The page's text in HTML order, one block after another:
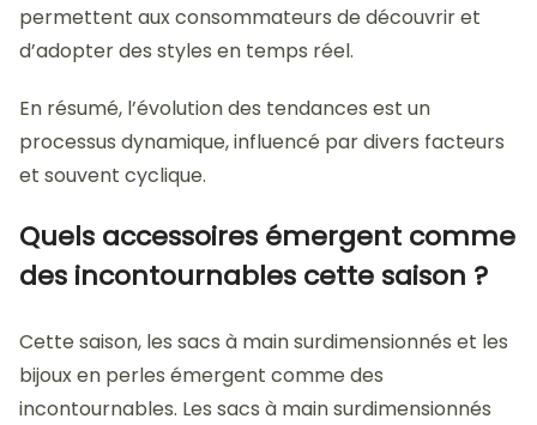
permettent aux consommateurs de découvrir et
d’adopter des styles en temps réel.
En résumé, l’évolution des tendances est un
processus dynamique, influencé par divers facteurs
et souvent cyclique.
Quels accessoires émergent comme
des incontournables cette saison ?
Cette saison, les sacs à main surdimensionnés et les
bijoux en perles émergent comme des
incontournables. Les sacs à main surdimensionnés